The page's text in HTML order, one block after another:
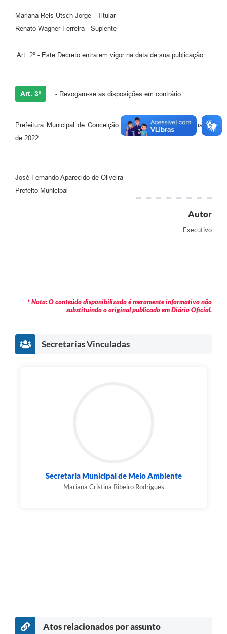
Mariana Reis Utsch Jorge - Titular
Renato Wagner Ferreira - Suplente
Art. 2º - Este Decreto entra em vigor na data de sua publicação.
Art. 3º - Revogam-se as disposições em contrário.
Prefeitura Municipal de Conceição do Mato Dentro, 25 de março
de 2022.
José Fernando Aparecido de Oliveira
Prefeito Municipal
Autor
Executivo
* Nota: O conteúdo disponibilizado é meramente informativo não
substituindo o original publicado em Diário Oficial.
Secretarias Vinculadas
Secretaria Municipal de Meio Ambiente
Mariana Cristina Ribeiro Rodrigues
Atos relacionados por assunto